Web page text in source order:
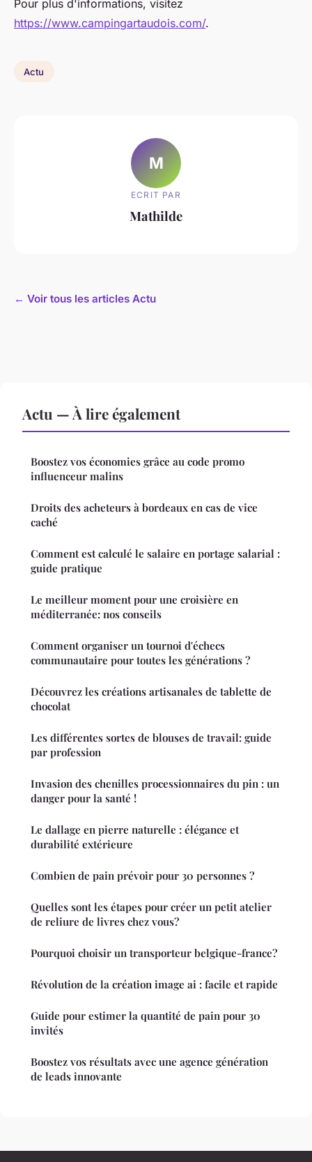
Pour plus d'informations, visitez
https://www.campingartaudois.com/.
Actu
M
ECRIT PAR
Mathilde
← Voir tous les articles Actu
Actu — À lire également
Boostez vos économies grâce au code promo
influenceur malins
Droits des acheteurs à bordeaux en cas de vice
caché
Comment est calculé le salaire en portage salarial :
guide pratique
Le meilleur moment pour une croisière en
méditerranée: nos conseils
Comment organiser un tournoi d'échecs
communautaire pour toutes les générations ?
Découvrez les créations artisanales de tablette de
chocolat
Les différentes sortes de blouses de travail: guide
par profession
Invasion des chenilles processionnaires du pin : un
danger pour la santé !
Le dallage en pierre naturelle : élégance et
durabilité extérieure
Combien de pain prévoir pour 30 personnes ?
Quelles sont les étapes pour créer un petit atelier
de reliure de livres chez vous?
Pourquoi choisir un transporteur belgique-france?
Révolution de la création image ai : facile et rapide
Guide pour estimer la quantité de pain pour 30
invités
Boostez vos résultats avec une agence génération
de leads innovante